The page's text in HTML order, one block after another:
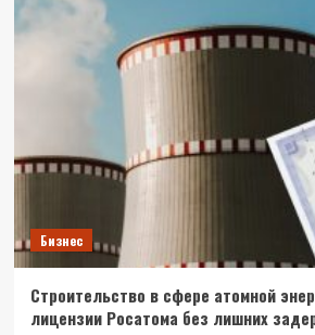
Бизнес
Строительство в сфере атомной
лицензии Росатома без лишних